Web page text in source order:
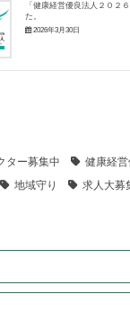
「健康経営優良法人２０２
た。
2026年3月30日
ター募集中 健康経営
地域守り 求人大募